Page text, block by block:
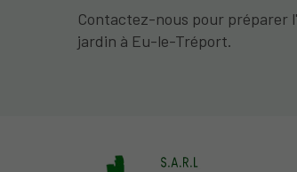
Contactez-nous pour préparer
jardin à Eu-le-Tréport.